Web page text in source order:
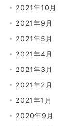
2021年10月
2021年9月
2021年5月
2021年4月
2021年3月
2021年2月
2021年1月
2020年9月